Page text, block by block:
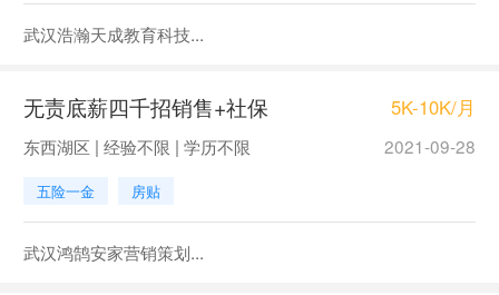
武汉浩瀚天成教育科技...
无责底薪四千招销售+社保 5K-10K/月
东西湖区 | 经验不限 | 学历不限 2021-09-28
五险一金 房贴
武汉鸿鹄安家营销策划...